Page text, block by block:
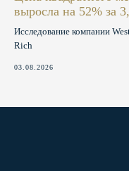
выросла на 52% за
Исследование компании
Rich
03.08.2026